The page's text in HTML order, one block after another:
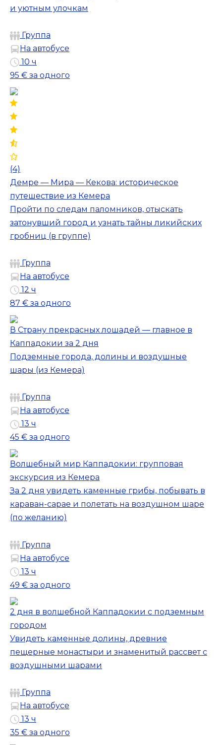
и уютным улочкам
Группа
На автобусе
10 ч
95 € за одного
(4)
Демре — Мира — Кекова: историческое
путешествие из Кемера
Пройти по следам паломников, отыскать
затонувший город и узнать тайны ликийских
гробниц (в группе)
Группа
На автобусе
12 ч
87 € за одного
В Страну прекрасных лошадей — главное в
Каппадокии за 2 дня
Подземные города, долины и воздушные
шары (из Кемера)
Группа
На автобусе
13 ч
45 € за одного
Волшебный мир Каппадокии: групповая
экскурсия из Кемера
За 2 дня увидеть каменные грибы, побывать в
караван-сарае и полетать на воздушном шаре
(по желанию)
Группа
На автобусе
13 ч
49 € за одного
2 дня в волшебной Каппадокии с подземным
городом
Увидеть каменные долины, древние
пещерные монастыри и знаменитый рассвет с
воздушными шарами
Группа
На автобусе
13 ч
35 € за одного